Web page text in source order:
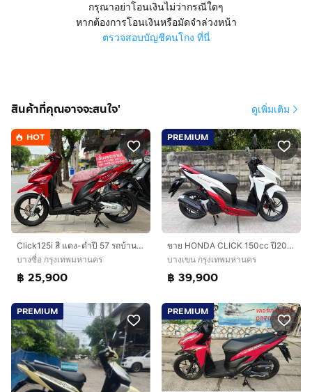
กรุณาอย่าโอนเงินไม่ว่ากรณีใดๆ
หากต้องการโอนเงินหรือมัดจำล่วงหน้า
ตรวจสอบบัญชีคนโกง ที่นี่
สินค้าที่คุณอาจจะสนใจ' ดูเพิ่มเติม
HOT
Click125i สี แดง-ดำปี 57 รถบ้านมือเดียว
บางซื่อ กรุงเทพมหานคร
฿ 25,900
PREMIUM
ขาย HONDA CLICK 150cc ปี2021 สภาพสวยมากเดิมๆ รถมือเดียว
บางเขน กรุงเทพมหานคร
฿ 39,900
PREMIUM PREMIUM